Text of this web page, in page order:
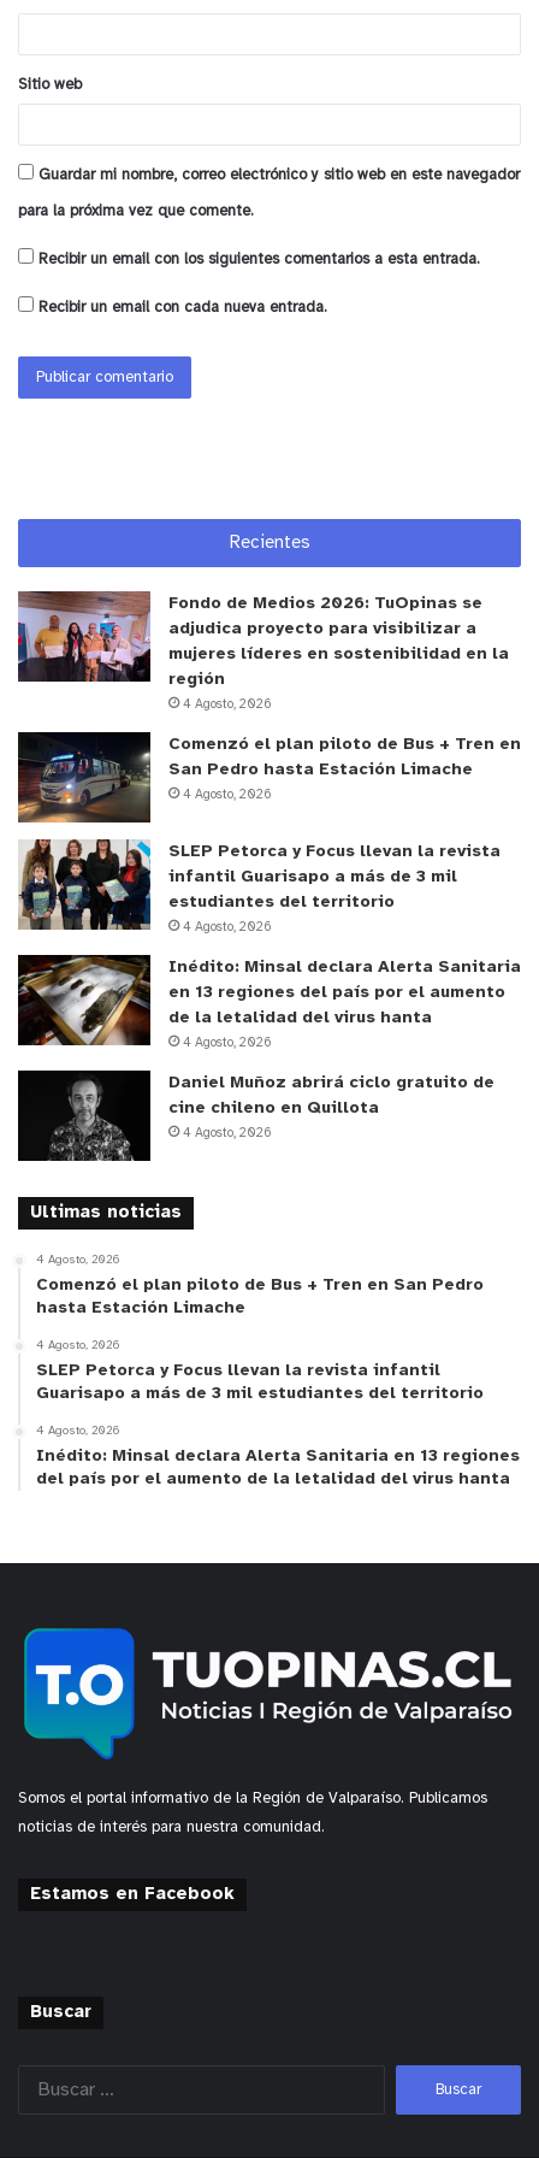
y tú, ¿qué opinas?
*
Sitio web
Guardar mi nombre, correo electrónico y sitio web en este navegador
para la próxima vez que comente.
Recibir un email con los siguientes comentarios a esta entrada.
Recibir un email con cada nueva entrada.
Recientes
Fondo de Medios 2026: TuOpinas se
adjudica proyecto para visibilizar a
mujeres líderes en sostenibilidad en la
región
4 Agosto, 2026
Comenzó el plan piloto de Bus + Tren en
San Pedro hasta Estación Limache
4 Agosto, 2026
SLEP Petorca y Focus llevan la revista
infantil Guarisapo a más de 3 mil
estudiantes del territorio
4 Agosto, 2026
Inédito: Minsal declara Alerta Sanitaria
en 13 regiones del país por el aumento
de la letalidad del virus hanta
4 Agosto, 2026
Daniel Muñoz abrirá ciclo gratuito de
cine chileno en Quillota
4 Agosto, 2026
Ultimas noticias
4 Agosto, 2026
Comenzó el plan piloto de Bus + Tren en San Pedro
hasta Estación Limache
4 Agosto, 2026
SLEP Petorca y Focus llevan la revista infantil
Guarisapo a más de 3 mil estudiantes del territorio
4 Agosto, 2026
Inédito: Minsal declara Alerta Sanitaria en 13 regiones
del país por el aumento de la letalidad del virus hanta
Somos el portal informativo de la Región de Valparaíso. Publicamos
noticias de interés para nuestra comunidad.
Estamos en Facebook
Buscar